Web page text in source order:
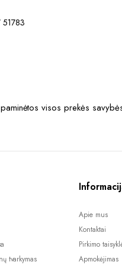
51783
visos prekės
tvarkymas
Apie mus
Kontaktai
Pirkimo
Apmokėjimas